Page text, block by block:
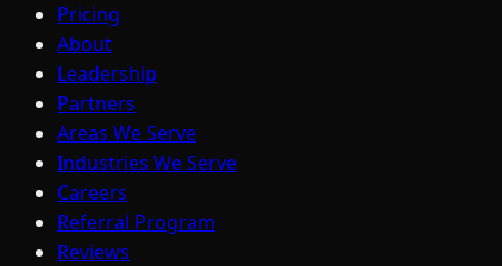
Pricing
About
Leadership
Partners
Areas We Serve
Industries We Serve
Careers
Referral Program
Reviews